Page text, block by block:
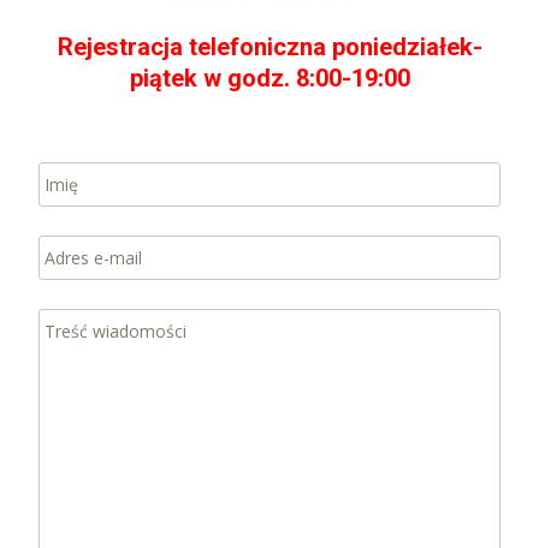
Rejestracja telefoniczna poniedziałek-
piątek w godz. 8:00-19:00